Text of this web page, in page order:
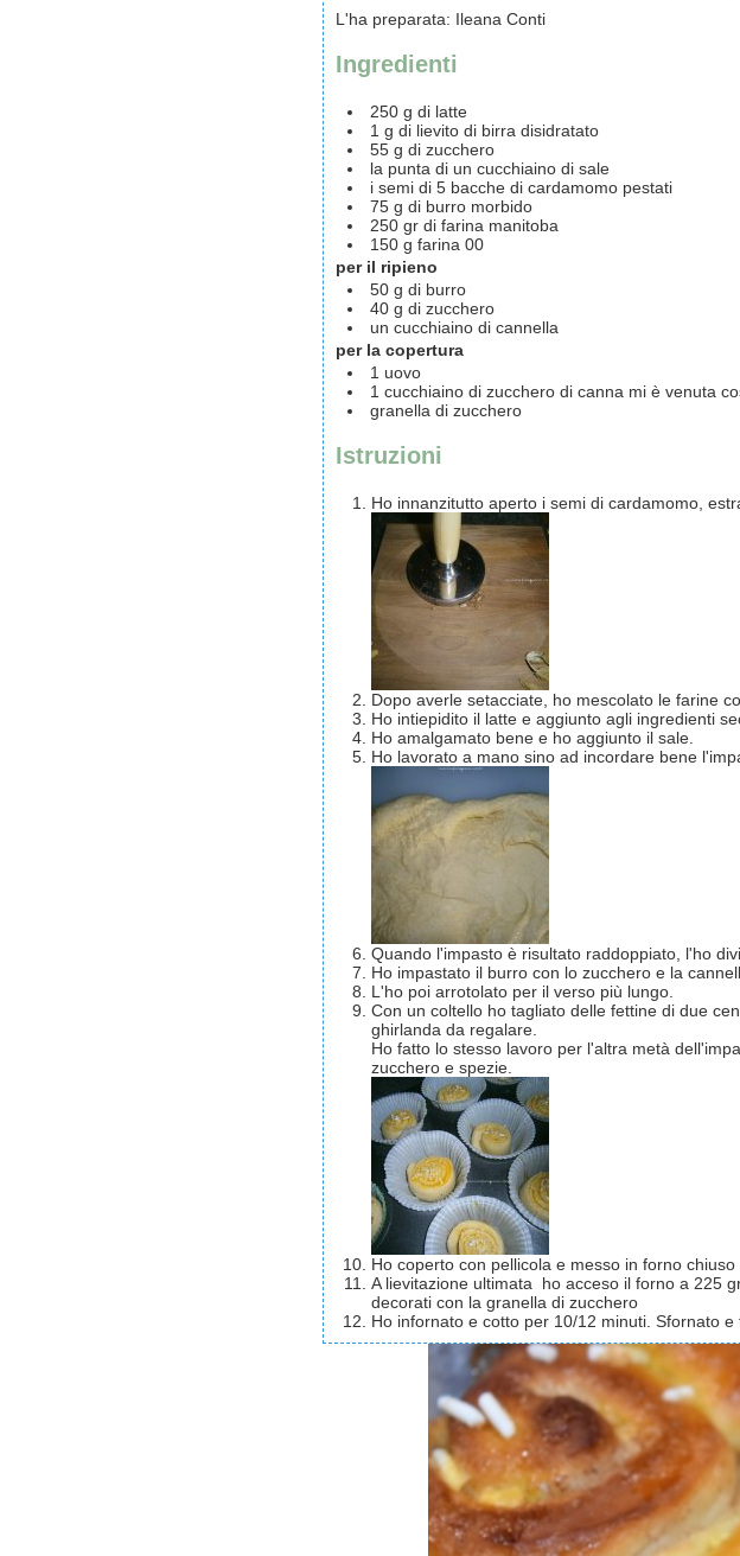
L'ha preparata: Ileana Conti
Ingredienti
250 g di latte
1 g di lievito di birra disidratato
55 g di zucchero
la punta di un cucchiaino di sale
i semi di 5 bacche di cardamomo pestati
75 g di burro morbido
250 gr di farina manitoba
150 g farina 00
per il ripieno
50 g di burro
40 g di zucchero
un cucchiaino di cannella
per la copertura
1 uovo
1 cucchiaino di zucchero di canna mi è venuta
granella di zucchero
Istruzioni
Ho innanzitutto aperto i semi di cardamomo,
Dopo averle setacciate, ho mescolato le farine
Ho intiepidito il latte e aggiunto agli ingredienti
Ho amalgamato bene e ho aggiunto il sale.
Ho lavorato a mano sino ad incordare bene
Quando l'impasto è risultato raddoppiato, l'ho
Ho impastato il burro con lo zucchero e la
L'ho poi arrotolato per il verso più lungo.
Con un coltello ho tagliato delle fettine di due
ghirlanda da regalare.
Ho fatto lo stesso lavoro per l'altra metà
zucchero e spezie.
Ho coperto con pellicola e messo in forno chiuso
A lievitazione ultimata ho acceso il forno a 225
decorati con la granella di zucchero
Ho infornato e cotto per 10/12 minuti. Sfornato e